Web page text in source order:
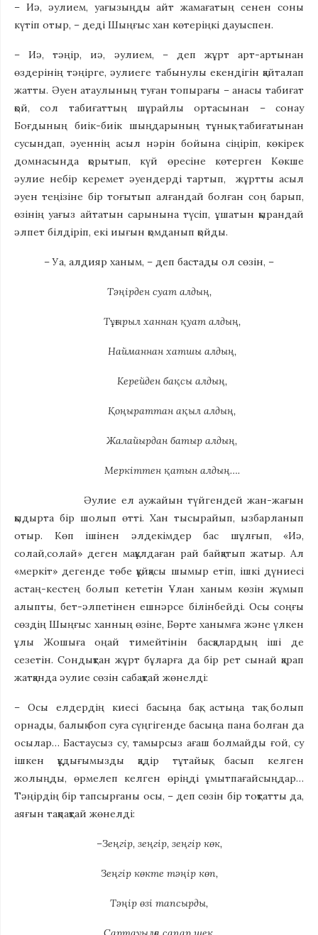
– Иә, әулием, уағызыңды айт жамағатың сенен соны
күтіп отыр, – деді Шыңғыс хан көтеріңкі дауыспен.
– Иә, тәңір, иә, әулием, – деп жұрт арт-артынан
өздерінің тәңірге, әулиеге табынулы екендігін қайталап
жатты. Әуен атаулының туған топырағы – анасы табиғат
қой, сол табиғаттың шұрайлы ортасынан – сонау
Боғдының биік-биік шыңдарының тұнық табиғатынан
сусындап, әуеннің асыл нәрін бойына сіңіріп, көкірек
домнасында қорытып, күй өресіне көтерген Көкше
әулие небір керемет әуендерді тартып, жұртты асыл
әуен теңізіне бір тоғытып алғандай болған соң барып,
өзінің уағыз айтатын сарынына түсіп, ұшатын қырандай
әлпет білдіріп, екі иығын қомданып қойды.
– Уа, алдияр ханым, – деп бастады ол сөзін, –
Тәңірден суат алдың,
Тұғырыл ханнан қуат алдың,
Найманнан хатшы алдың,
Керейден бақсы алдың,
Қоңыраттан ақыл алдың,
Жалайырдан батыр алдың,
Меркіттен қатын алдың….
Әулие ел аужайын түйгендей жан-жағын
қыдырта бір шолып өтті. Хан тысырайып, ызбарланып
отыр. Көп ішінен әлдекімдер бас шұлғып, «Иә,
солай,солай» деген мақұлдаған рай байқатып жатыр. Ал
«меркіт» дегенде төбе құйқасы шымыр етіп, ішкі дүниесі
астаң-кестең болып кететін Ұлан ханым көзін жұмып
алыпты, бет-әлпетінен ешнәрсе білінбейді. Осы соңғы
сөздің Шыңғыс ханның өзіне, Бөрте ханымға және үлкен
ұлы Жошыға оңай тимейтінін басқалардың іші де
сезетін. Сондықтан жұрт бұларға да бір рет сынай қарап
жатқанда әулие сөзін сабақтай жөнелді:
– Осы елдердің киесі басыңа бақ, астыңа тақ болып
орнады, балық боп суға сүңгігенде басыңа пана болған да
осылар… Бастаусыз су, тамырсыз ағаш болмайды ғой, су
ішкен құдығымызды қадір тұтайық, басып келген
жолыңды, өрмелеп келген өріңді ұмытпағайсыңдар…
Тәңірдің бір тапсырғаны осы, – деп сөзін бір тоқтатты да,
аяғын тақпақтай жөнелді:
–Зеңгір, зеңгір, зеңгір көк,
Зеңгір көкте тәңір көп,
Тәңір өзі тапсырды,